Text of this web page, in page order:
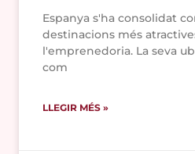
Espanya s'ha consolidat
destinacions més
l'emprenedoria. La seva
com
LLEGIR MÉS »